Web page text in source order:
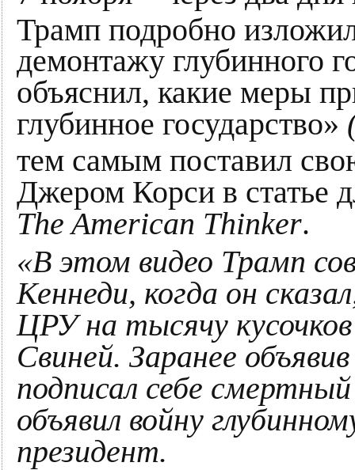
Трамп подробно
демонтажу глубинного
объяснил, какие меры
глубинное государство»
тем самым поставил
Джером Корси в статье
The American Thinker.
«В этом видео Трамп
Кеннеди, когда он
ЦРУ на тысячу кусочков
Свиней. Заранее
подписал себе
объявил войну
президент.